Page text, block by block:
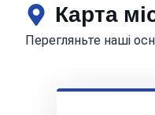
Карта
Перегляньте наші